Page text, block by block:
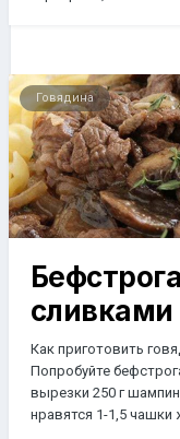
Говядина
сливками
Как приготовить
Попробуйте
вырезки 250 г
нравятся 1-1,5